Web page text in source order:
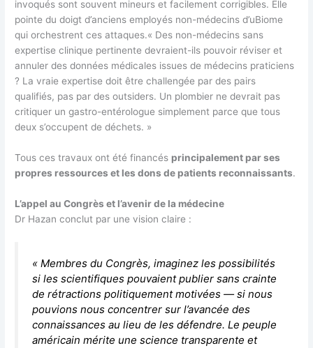
invoqués sont souvent mineurs et facilement corrigibles. Elle
pointe du doigt d’anciens employés non-médecins d’uBiome
qui orchestrent ces attaques.« Des non-médecins sans
expertise clinique pertinente devraient-ils pouvoir réviser et
annuler des données médicales issues de médecins praticiens
? La vraie expertise doit être challengée par des pairs
qualifiés, pas par des outsiders. Un plombier ne devrait pas
critiquer un gastro-entérologue simplement parce que tous
deux s’occupent de déchets. »
Tous ces travaux ont été financés principalement par ses
propres ressources et les dons de patients reconnaissants.
L’appel au Congrès et l’avenir de la médecine
Dr Hazan conclut par une vision claire :
« Membres du Congrès, imaginez les possibilités
si les scientifiques pouvaient publier sans crainte
de rétractions politiquement motivées — si nous
pouvions nous concentrer sur l’avancée des
connaissances au lieu de les défendre. Le peuple
américain mérite une science transparente et